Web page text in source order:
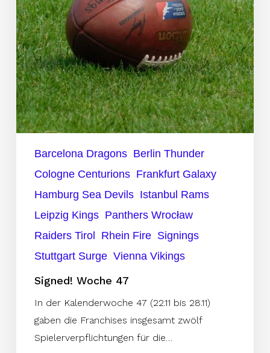
Barcelona Dragons Berlin Thunder
Cologne Centurions Frankfurt Galaxy
Hamburg Sea Devils Istanbul Rams
Leipzig Kings Panthers Wrocław
Raiders Tirol Rhein Fire Signings
Stuttgart Surge Vienna Vikings
Signed! Woche 47
In der Kalenderwoche 47 (22.11 bis 28.11)
gaben die Franchises insgesamt zwölf
Spielerverpflichtungen für die…